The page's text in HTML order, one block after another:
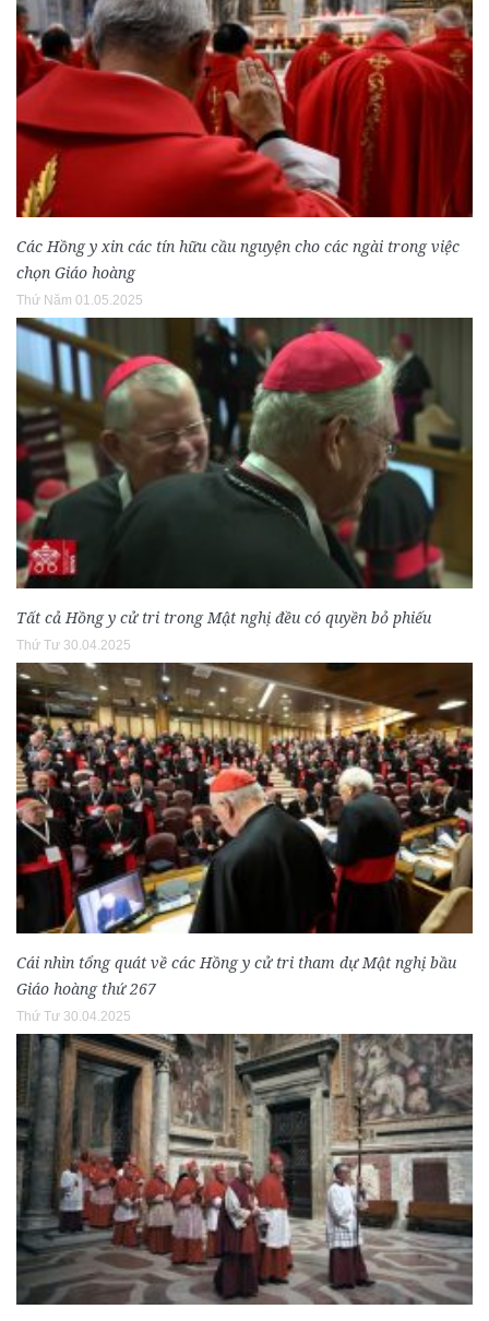
Các Hồng y xin các tín hữu cầu nguyện cho các ngài trong việc
chọn Giáo hoàng
Thứ Năm 01.05.2025
Tất cả Hồng y cử tri trong Mật nghị đều có quyền bỏ phiếu
Thứ Tư 30.04.2025
Cái nhìn tổng quát về các Hồng y cử tri tham dự Mật nghị bầu
Giáo hoàng thứ 267
Thứ Tư 30.04.2025